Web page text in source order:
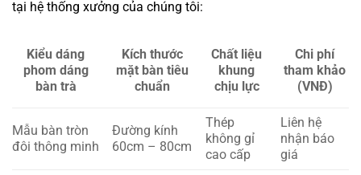
tại hệ thống xưởng của chúng tôi:
Kiểu dáng
phom dáng
bàn trà
Kích thước
mặt bàn tiêu
chuẩn
Chất liệu
khung
chịu lực
Chi phí
tham khảo
(VNĐ)
Mẫu bàn tròn
đôi thông minh
Đường kính
60cm – 80cm
Thép
không gỉ
cao cấp
Liên hệ
nhận báo
giá